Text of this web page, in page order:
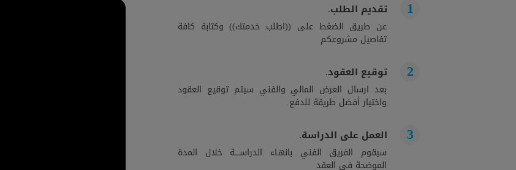
تقديم الطلب.
عن طريق الضغط على ((اطلب خدمتك)) وكتابة كافة
تفاصيل مشروعكم
توقيع العقود.
بعد ارسال العرض المالي والفني سيتم توقيع العقود
واختيار أفضل طريقة للدفع.
العمل على الدراسة.
سيقوم الفريق الفني بانهـاء الدراســــة خلال المدة
الموضحة في العقد